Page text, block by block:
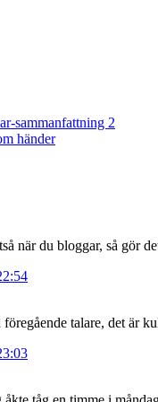
sammanfattning 2
händer
när du bloggar, så gör
föregående talare, det är